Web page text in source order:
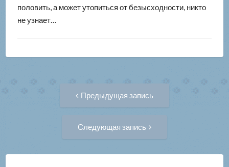
половить, а может утопиться от безысходности, никто
не узнает…
Навигация
записям
Предыдущая запись
Следующая запись